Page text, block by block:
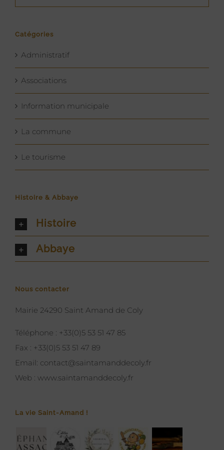
Catégories
Administratif
Associations
Information municipale
La commune
Le tourisme
Histoire & Abbaye
Histoire
Abbaye
Nous contacter
Mairie 24290 Saint Amand de Coly
Téléphone : +33(0)5 53 51 47 85
Fax : +33(0)5 53 51 47 89
Email: contact@saintamanddecoly.fr
Web : www.saintamanddecoly.fr
La vie Saint-Amand !